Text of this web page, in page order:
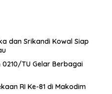
dan Srikandi Kowal Siap
0210/TU Gelar Berbagai
RI Ke-81 di Makodim